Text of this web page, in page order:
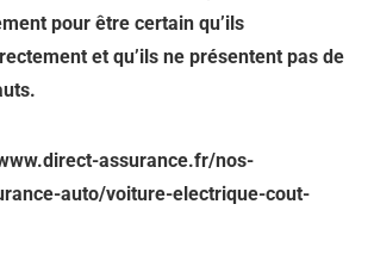
pour être certain qu’ils
et qu’ils ne présentent pas de
assurance.fr/nos-
auto/voiture-electrique-cout-